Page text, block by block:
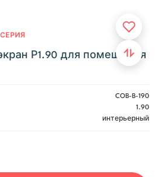
СЕРИЯ
Р1.90 для помещения
COB-B-190
1.90
интерьерный